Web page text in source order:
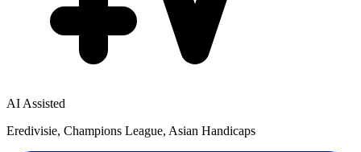
AI Assisted
Eredivisie, Champions League, Asian Handicaps